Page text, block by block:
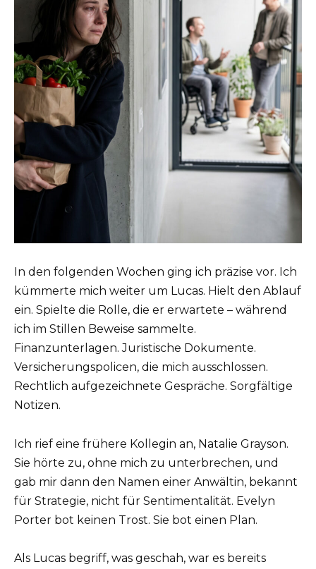
In den folgenden Wochen ging ich präzise vor. Ich
kümmerte mich weiter um Lucas. Hielt den Ablauf
ein. Spielte die Rolle, die er erwartete – während
ich im Stillen Beweise sammelte.
Finanzunterlagen. Juristische Dokumente.
Versicherungspolicen, die mich ausschlossen.
Rechtlich aufgezeichnete Gespräche. Sorgfältige
Notizen.
Ich rief eine frühere Kollegin an, Natalie Grayson.
Sie hörte zu, ohne mich zu unterbrechen, und
gab mir dann den Namen einer Anwältin, bekannt
für Strategie, nicht für Sentimentalität. Evelyn
Porter bot keinen Trost. Sie bot einen Plan.
Als Lucas begriff, was geschah, war es bereits